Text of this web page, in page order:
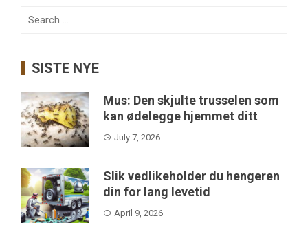
Search
SISTE NYE
Mus: Den skjulte trusselen som
kan ødelegge hjemmet ditt
July 7, 2026
Slik vedlikeholder du hengeren
din for lang levetid
April 9, 2026